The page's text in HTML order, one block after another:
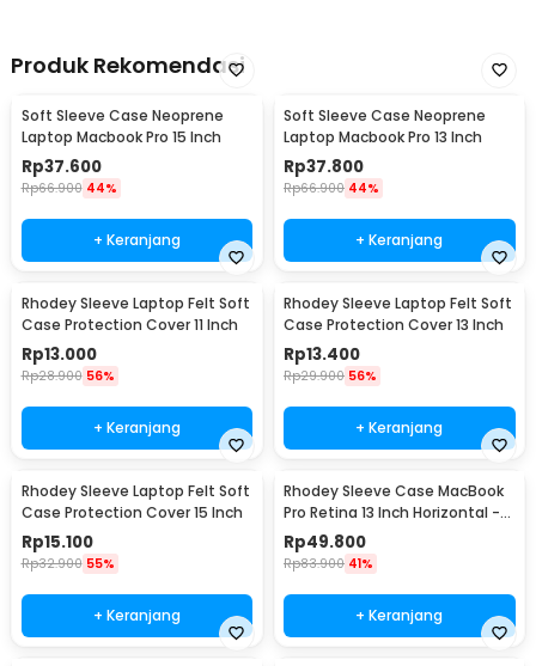
Produk Rekomendasi
Soft Sleeve Case Neoprene
Laptop Macbook Pro 15 Inch
Rp37.600
Rp66.900 44%
+ Keranjang
Soft Sleeve Case Neoprene
Laptop Macbook Pro 13 Inch
Rp37.800
Rp66.900 44%
+ Keranjang
Rhodey Sleeve Laptop Felt Soft
Case Protection Cover 11 Inch
Rp13.000
Rp28.900 56%
+ Keranjang
Rhodey Sleeve Laptop Felt Soft
Case Protection Cover 13 Inch
Rp13.400
Rp29.900 56%
+ Keranjang
Rhodey Sleeve Laptop Felt Soft
Case Protection Cover 15 Inch
Rp15.100
Rp32.900 55%
+ Keranjang
Rhodey Sleeve Case MacBook
Pro Retina 13 Inch Horizontal -
C2202
Rp49.800
Rp83.900 41%
+ Keranjang